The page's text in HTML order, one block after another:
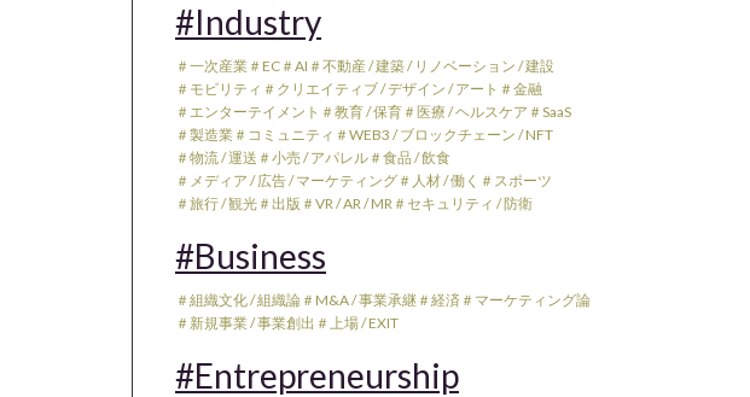
#Industry
＃一次産業 ＃EC ＃AI ＃不動産 / 建築 / リノベーション / 建設
＃モビリティ ＃クリエイティブ / デザイン / アート ＃金融
＃エンターテイメント ＃教育 / 保育 ＃医療 / ヘルスケア ＃SaaS
＃製造業 ＃コミュニティ ＃WEB3 / ブロックチェーン / NFT
＃物流 / 運送 ＃小売 / アパレル ＃食品 / 飲食
＃メディア / 広告 / マーケティング ＃人材 / 働く ＃スポーツ
＃旅行 / 観光 ＃出版 ＃VR / AR / MR ＃セキュリティ / 防衛
#Business
＃組織文化 / 組織論 ＃M&A / 事業承継 ＃経済 ＃マーケティング論
＃新規事業 / 事業創出 ＃上場 / EXIT
#Entrepreneurship